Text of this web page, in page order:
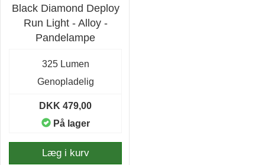
Black Diamond Deploy
Run Light - Alloy -
Pandelampe
325 Lumen
Genopladelig
DKK 479,00
På lager
Læg i kurv